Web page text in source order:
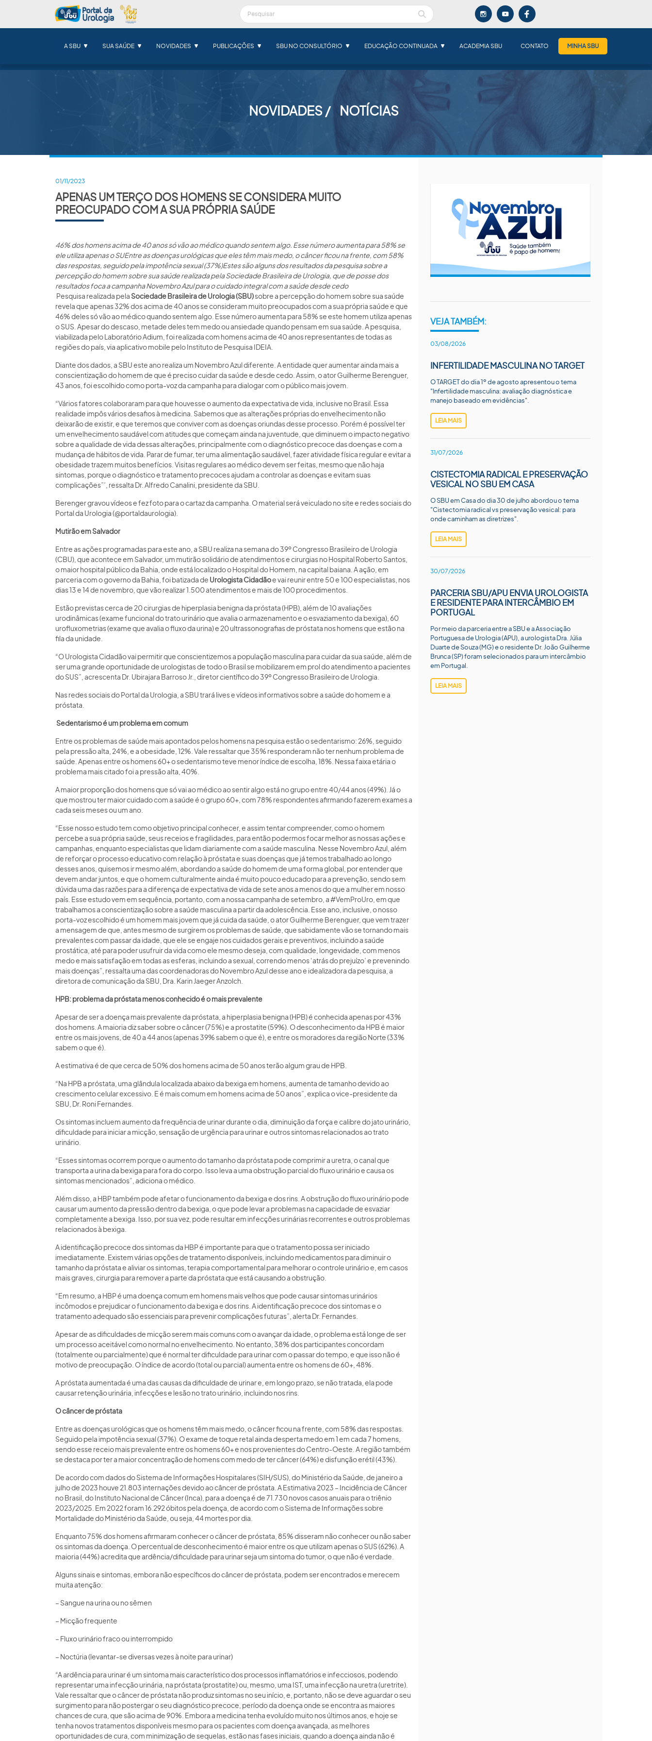
A SBU SUA SAÚDE NOVIDADES PUBLICAÇÕES SBU NO CONSULTÓRIO EDUCAÇÃO CONTINUADA ACADEMIA SBU CONTATO MINHA SBU
NOVIDADES NOTÍCIAS
01/11/2023
APENAS UM TERÇO DOS HOMENS SE CONSIDERA MUITO
PREOCUPADO COM A SUA PRÓPRIA SAÚDE
46% dos homens acima de 40 anos só vão ao médico quando sentem algo. Esse número aumenta para 58% se
ele utiliza apenas o SUEntre as doenças urológicas que eles têm mais medo, o câncer ficou na frente, com 58%
das respostas, seguido pela impotência sexual (37%)Estes são alguns dos resultados da pesquisa sobre a
percepção do homem sobre sua saúde realizada pela Sociedade Brasileira de Urologia, que de posse dos
resultados foca a campanha Novembro Azul para o cuidado integral com a saúde desde cedo
Pesquisa realizada pela Sociedade Brasileira de Urologia (SBU)sobre a percepção do homem sobre sua saúde
revela que apenas 32% dos acima de 40 anos se consideram muito preocupados com a sua própria saúde e que
46% deles só vão ao médico quando sentem algo. Esse número aumenta para 58% se este homem utiliza apenas
o SUS. Apesar do descaso, metade deles tem medo ou ansiedade quando pensam em sua saúde. A pesquisa,
viabilizada pelo Laboratório Adium, foi realizada com homens acima de 40 anos representantes de todas as
regiões do país, via aplicativo mobile pelo Instituto de Pesquisa IDEIA.
Diante dos dados, a SBU este ano realiza um Novembro Azul diferente. A entidade quer aumentar ainda mais a
conscientização do homem de que é preciso cuidar da saúde e desde cedo. Assim, o ator Guilherme Berenguer,
43 anos, foi escolhido como porta-voz da campanha para dialogar com o público mais jovem.
“Vários fatores colaboraram para que houvesse o aumento da expectativa de vida, inclusive no Brasil. Essa
realidade impôs vários desafios à medicina. Sabemos que as alterações próprias do envelhecimento não
deixarão de existir, e que teremos que conviver com as doenças oriundas desse processo. Porém é possível ter
um envelhecimento saudável com atitudes que começam ainda na juventude, que diminuem o impacto negativo
sobre a qualidade de vida dessas alterações, principalmente com o diagnóstico precoce das doenças e com a
mudança de hábitos de vida. Parar de fumar, ter uma alimentação saudável, fazer atividade física regular e evitar a
obesidade trazem muitos benefícios. Visitas regulares ao médico devem ser feitas, mesmo que não haja
sintomas, porque o diagnóstico e tratamento precoces ajudam a controlar as doenças e evitam suas
complicações”’, ressalta Dr. Alfredo Canalini, presidente da SBU.
Berenger gravou vídeos e fez foto para o cartaz da campanha. O material será veiculado no site e redes sociais do
Portal da Urologia (@portaldaurologia).
Mutirão em Salvador
Entre as ações programadas para este ano, a SBU realiza na semana do 39º Congresso Brasileiro de Urologia
(CBU), que acontece em Salvador, um mutirão solidário de atendimentos e cirurgias no Hospital Roberto Santos,
o maior hospital público da Bahia, onde está localizado o Hospital do Homem, na capital baiana. A ação, em
parceria com o governo da Bahia, foi batizada de Urologista Cidadãoe vai reunir entre 50 e 100 especialistas, nos
dias 13 e 14 de novembro, que vão realizar 1.500 atendimentos e mais de 100 procedimentos.
Estão previstas cerca de 20 cirurgias de hiperplasia benigna da próstata (HPB), além de 10 avaliações
urodinâmicas (exame funcional do trato urinário que avalia o armazenamento e o esvaziamento da bexiga), 60
urofluxometrias (exame que avalia o fluxo da urina) e 20 ultrassonografias de próstata nos homens que estão na
fila da unidade.
“O Urologista Cidadão vai permitir que conscientizemos a população masculina para cuidar da sua saúde, além de
ser uma grande oportunidade de urologistas de todo o Brasil se mobilizarem em prol do atendimento a pacientes
do SUS”, acrescenta Dr. Ubirajara Barroso Jr., diretor científico do 39º Congresso Brasileiro de Urologia.
Nas redes sociais do Portal da Urologia, a SBU trará lives e vídeos informativos sobre a saúde do homem e a
próstata.
Sedentarismo é um problema em comum
Entre os problemas de saúde mais apontados pelos homens na pesquisa estão o sedentarismo: 26%, seguido
pela pressão alta, 24%, e a obesidade, 12%. Vale ressaltar que 35% responderam não ter nenhum problema de
saúde. Apenas entre os homens 60+ o sedentarismo teve menor índice de escolha, 18%. Nessa faixa etária o
problema mais citado foi a pressão alta, 40%.
A maior proporção dos homens que só vai ao médico ao sentir algo está no grupo entre 40/44 anos (49%). Já o
que mostrou ter maior cuidado com a saúde é o grupo 60+, com 78% respondentes afirmando fazerem exames a
cada seis meses ou um ano.
“Esse nosso estudo tem como objetivo principal conhecer, e assim tentar compreender, como o homem
percebe a sua própria saúde, seus receios e fragilidades, para então podermos focar melhor as nossas ações e
campanhas, enquanto especialistas que lidam diariamente com a saúde masculina. Nesse Novembro Azul, além
de reforçar o processo educativo com relação à próstata e suas doenças que já temos trabalhado ao longo
desses anos, quisemos ir mesmo além, abordando a saúde do homem de uma forma global, por entender que
devem andar juntos, e que o homem culturalmente ainda é muito pouco educado para a prevenção, sendo sem
dúvida uma das razões para a diferença de expectativa de vida de sete anos a menos do que a mulher em nosso
país. Esse estudo vem em sequência, portanto, com a nossa campanha de setembro, a #VemProUro, em que
trabalhamos a conscientização sobre a saúde masculina a partir da adolescência. Esse ano, inclusive, o nosso
porta-voz escolhido é um homem mais jovem que já cuida da saúde, o ator Guilherme Berenguer, que vem trazer
a mensagem de que, antes mesmo de surgirem os problemas de saúde, que sabidamente vão se tornando mais
prevalentes com passar da idade, que ele se engaje nos cuidados gerais e preventivos, incluindo a saúde
prostática, até para poder usufruir da vida como ele mesmo deseja, com qualidade, longevidade, com menos
medo e mais satisfação em todas as esferas, incluindo a sexual, correndo menos ‘atrás do prejuízo’ e prevenindo
mais doenças”, ressalta uma das coordenadoras do Novembro Azul desse ano e idealizadora da pesquisa, a
diretora de comunicação da SBU, Dra. Karin Jaeger Anzolch.
HPB: problema da próstata menos conhecido é o mais prevalente
Apesar de ser a doença mais prevalente da próstata, a hiperplasia benigna (HPB) é conhecida apenas por 43%
dos homens. A maioria diz saber sobre o câncer (75%) e a prostatite (59%). O desconhecimento da HPB é maior
entre os mais jovens, de 40 a 44 anos (apenas 39% sabem o que é), e entre os moradores da região Norte (33%
sabem o que é).
A estimativa é de que cerca de 50% dos homens acima de 50 anos terão algum grau de HPB.
“Na HPB a próstata, uma glândula localizada abaixo da bexiga em homens, aumenta de tamanho devido ao
crescimento celular excessivo. E é mais comum em homens acima de 50 anos”, explica o vice-presidente da
SBU, Dr. Roni Fernandes.
Os sintomas incluem aumento da frequência de urinar durante o dia, diminuição da força e calibre do jato urinário,
dificuldade para iniciar a micção, sensação de urgência para urinar e outros sintomas relacionados ao trato
urinário.
“Esses sintomas ocorrem porque o aumento do tamanho da próstata pode comprimir a uretra, o canal que
transporta a urina da bexiga para fora do corpo. Isso leva a uma obstrução parcial do fluxo urinário e causa os
sintomas mencionados”, adiciona o médico.
Além disso, a HBP também pode afetar o funcionamento da bexiga e dos rins. A obstrução do fluxo urinário pode
causar um aumento da pressão dentro da bexiga, o que pode levar a problemas na capacidade de esvaziar
completamente a bexiga. Isso, por sua vez, pode resultar em infecções urinárias recorrentes e outros problemas
relacionados à bexiga.
A identificação precoce dos sintomas da HBP é importante para que o tratamento possa ser iniciado
imediatamente. Existem várias opções de tratamento disponíveis, incluindo medicamentos para diminuir o
tamanho da próstata e aliviar os sintomas, terapia comportamental para melhorar o controle urinário e, em casos
mais graves, cirurgia para remover a parte da próstata que está causando a obstrução.
“Em resumo, a HBP é uma doença comum em homens mais velhos que pode causar sintomas urinários
incômodos e prejudicar o funcionamento da bexiga e dos rins. A identificação precoce dos sintomas e o
tratamento adequado são essenciais para prevenir complicações futuras”, alerta Dr. Fernandes.
Apesar de as dificuldades de micção serem mais comuns com o avançar da idade, o problema está longe de ser
um processo aceitável como normal no envelhecimento. No entanto, 38% dos participantes concordam
(totalmente ou parcialmente) que é normal ter dificuldade para urinar com o passar do tempo, e que isso não é
motivo de preocupação. O índice de acordo (total ou parcial) aumenta entre os homens de 60+, 48%.
A próstata aumentada é uma das causas da dificuldade de urinar e, em longo prazo, se não tratada, ela pode
causar retenção urinária, infecções e lesão no trato urinário, incluindo nos rins.
O câncer de próstata
Entre as doenças urológicas que os homens têm mais medo, o câncer ficou na frente, com 58% das respostas.
Seguido pela impotência sexual (37%). O exame de toque retal ainda desperta medo em 1 em cada 7 homens,
sendo esse receio mais prevalente entre os homens 60+ e nos provenientes do Centro-Oeste. A região também
se destaca por ter a maior concentração de homens com medo de ter câncer (64%) e disfunção erétil (43%).
De acordo com dados do Sistema de Informações Hospitalares (SIH/SUS), do Ministério da Saúde, de janeiro a
julho de 2023 houve 21.803 internações devido ao câncer de próstata. A Estimativa 2023 – Incidência de Câncer
no Brasil, do Instituto Nacional de Câncer (Inca), para a doença é de 71.730 novos casos anuais para o triênio
2023/2025. Em 2022 foram 16.292 óbitos pela doença, de acordo com o Sistema de Informações sobre
Mortalidade do Ministério da Saúde, ou seja, 44 mortes por dia.
Enquanto 75% dos homens afirmaram conhecer o câncer de próstata, 85% disseram não conhecer ou não saber
os sintomas da doença. O percentual de desconhecimento é maior entre os que utilizam apenas o SUS (62%). A
maioria (44%) acredita que ardência/dificuldade para urinar seja um sintoma do tumor, o que não é verdade.
Alguns sinais e sintomas, embora não específicos do câncer de próstata, podem ser encontrados e merecem
muita atenção:
– Sangue na urina ou no sêmen
– Micção frequente
– Fluxo urinário fraco ou interrompido
– Noctúria (levantar-se diversas vezes à noite para urinar)
“A ardência para urinar é um sintoma mais característico dos processos inflamatórios e infecciosos, podendo
representar uma infecção urinária, na próstata (prostatite) ou, mesmo, uma IST, uma infecção na uretra (uretrite).
Vale ressaltar que o câncer de próstata não produz sintomas no seu início, e, portanto, não se deve aguardar o seu
surgimento para não postergar o seu diagnóstico precoce, período da doença onde se encontra as maiores
chances de cura, que são acima de 90%. Embora a medicina tenha evoluído muito nos últimos anos, e hoje se
tenha novos tratamentos disponíveis mesmo para os pacientes com doença avançada, as melhores
oportunidades de cura, com minimização de sequelas, estão nas fases iniciais, quando a doença ainda não é
VEJA TAMBÉM:
03/08/2026
INFERTILIDADE MASCULINA NO TARGET
O TARGET do dia 1º de agosto apresentou o tema
"Infertilidade masculina: avaliação diagnóstica e
manejo baseado em evidências".
LEIA MAIS
31/07/2026
CISTECTOMIA RADICAL E PRESERVAÇÃO
VESICAL NO SBU EM CASA
O SBU em Casa do dia 30 de julho abordou o tema
"Cistectomia radical vs preservação vesical: para
onde caminham as diretrizes".
LEIA MAIS
30/07/2026
PARCERIA SBU/APU ENVIA UROLOGISTA
E RESIDENTE PARA INTERCÂMBIO EM
PORTUGAL
Por meio da parceria entre a SBU e a Associação
Portuguesa de Urologia (APU), a urologista Dra. Júlia
Duarte de Souza (MG) e o residente Dr. João Guilherme
Brunca (SP) foram selecionados para um intercâmbio
em Portugal.
LEIA MAIS